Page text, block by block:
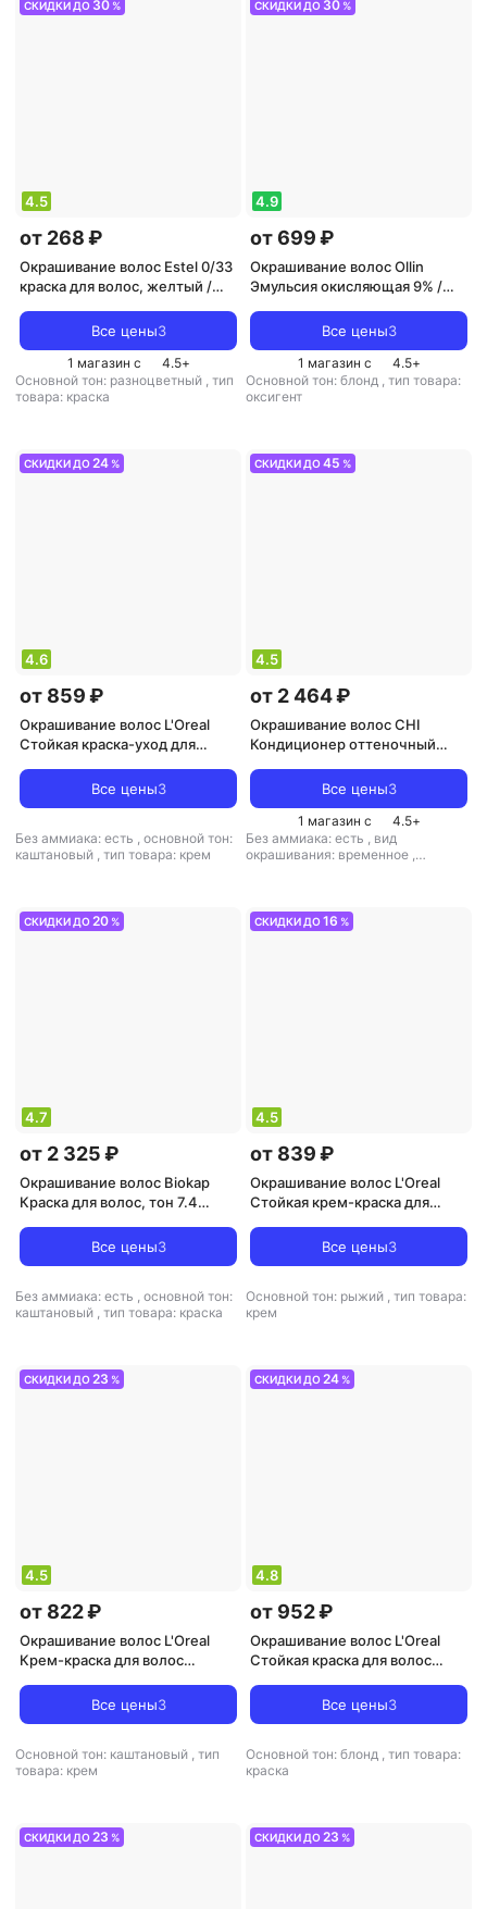
СКИДКИ ДО 30 %
4.5
от 268 ₽
Окрашивание волос Estel 0/33
краска для волос, желтый /
Все цены3
1 магазин с 4.5+
Основной тон: разноцветный , тип
товара: краска
СКИДКИ ДО 30 %
4.9
от 699 ₽
Окрашивание волос Ollin
Эмульсия окисляющая 9% /
OXY 1000 млВсе цены3
1 магазин с 4.5+
Основной тон: блонд , тип товара:
оксигент
СКИДКИ ДО24 %
4.6
от 859 ₽
Окрашивание волос L'Oreal
Стойкая краска-уход для
без аммиака, оттенок 500,
Светлый каштан
Все цены3
Без аммиака: есть , основной тон:
каштановый , тип товара: крем
СКИДКИ ДО45 %
4.5
от 2 464 ₽
Окрашивание волос CHI
Кондиционер оттеночный
COLOR ILLUMINATE 251 мл
Все цены3
1 магазин с 4.5+
Без аммиака: есть , вид
окрашивания: временное ,
СКИДКИ ДО20 %
4.7
от 2 325 ₽
Окрашивание волос Biokap
Краска для волос, тон 7.4
Все цены3
Без аммиака: есть , основной тон:
каштановый , тип товара: краска
СКИДКИ ДО16 %
4.5
от 839 ₽
Окрашивание волос L'Oreal
Стойкая крем-краска для
6.41, Элегантный медный
3600523781263
Все цены3
Основной тон: рыжий , тип товара:
крем
СКИДКИ ДО23 %
4.5
от 822 ₽
Окрашивание волос L'Oreal
Крем-краска для волос
Ультрапепельный каштановый
тон 4.11, 192 мл
Все цены3
Основной тон: каштановый , тип
товара: крем
СКИДКИ ДО24 %
4.8
от 952 ₽
Окрашивание волос L'Oreal
Стойкая краска для волос
оттенок 8.12, Аляска
Все цены3
Основной тон: блонд , тип товара:
краска
СКИДКИ ДО23 % СКИДКИ ДО23 %